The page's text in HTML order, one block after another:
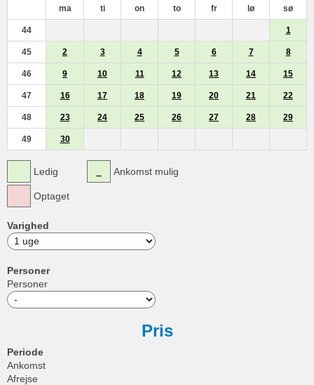
ma ti on to fr lø sø
44 1
45 2 3 4 5 6 7 8
46 9 10 11 12 13 14 15
47 16 17 18 19 20 21 22
48 23 24 25 26 27 28 29
49 30
Ledig
Optaget
Ankomst mulig
Varighed
Personer
Personer
Pris
Periode
Ankomst
Afrejse